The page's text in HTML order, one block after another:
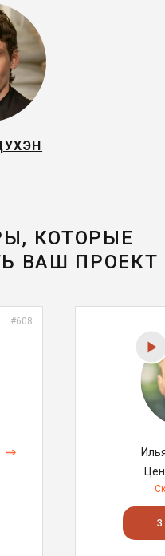
КОТОРЫЕ
ВАШ ПРОЕКТ
#608